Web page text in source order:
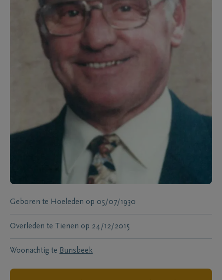
Geboren te Hoeleden op 05/07/1930
Overleden te Tienen op 24/12/2015
Woonachtig te Bunsbeek